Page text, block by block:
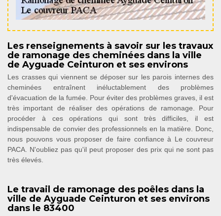
Les renseignements à savoir sur les travaux
de ramonage des cheminées dans la ville
de Ayguade Ceinturon et ses environs
Les crasses qui viennent se déposer sur les parois internes des
cheminées entraînent inéluctablement des problèmes
d'évacuation de la fumée. Pour éviter des problèmes graves, il est
très important de réaliser des opérations de ramonage. Pour
procéder à ces opérations qui sont très difficiles, il est
indispensable de convier des professionnels en la matière. Donc,
nous pouvons vous proposer de faire confiance à Le couvreur
PACA. N'oubliez pas qu'il peut proposer des prix qui ne sont pas
très élevés.
Le travail de ramonage des poêles dans la
ville de Ayguade Ceinturon et ses environs
dans le 83400